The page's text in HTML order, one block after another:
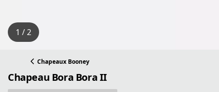
1 / 2
Chapeaux Booney
Chapeau Bora Bora II